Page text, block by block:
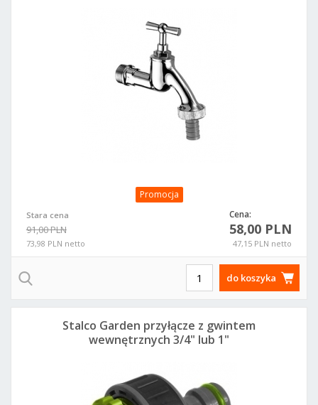
Promocja
Stara cena
91,00 PLN
73,98 PLN netto
Cena:
58,00 PLN
47,15 PLN netto
do koszyka
Stalco Garden przyłącze z gwintem
wewnętrznych 3/4" lub 1"